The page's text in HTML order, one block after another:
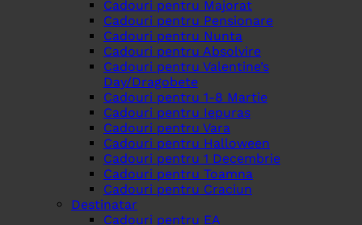
Cadouri pentru Majorat
Cadouri pentru Pensionare
Cadouri pentru Nunta
Cadouri pentru Absolvire
Cadouri pentru Valentine’s
Day/Dragobete
Cadouri pentru 1-8 Martie
Cadouri pentru Iepuras
Cadouri pentru Vara
Cadouri pentru Halloween
Cadouri pentru 1 Decembrie
Cadouri pentru Toamna
Cadouri pentru Craciun
Destinatar
Cadouri pentru EA